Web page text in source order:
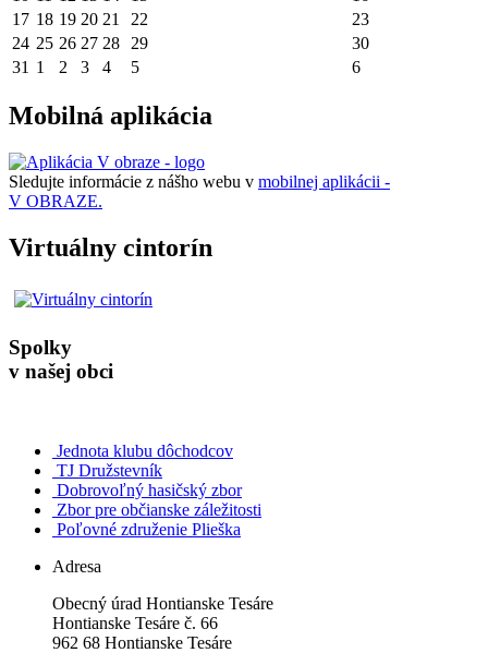
17 18 19 20 21 22
23
24 25 26 27 28 29
30
31 1 2 3 4 5 6
Mobilná aplikácia
Sledujte informácie z nášho webu v mobilnej aplikácii -
V OBRAZE.
Virtuálny cintorín
Spolky
v našej obci
Jednota klubu dôchodcov
TJ Družstevník
Dobrovoľný hasičský zbor
Zbor pre občianske záležitosti
Poľovné združenie Plieška
Adresa
Obecný úrad Hontianske Tesáre
Hontianske Tesáre č. 66
962 68 Hontianske Tesáre